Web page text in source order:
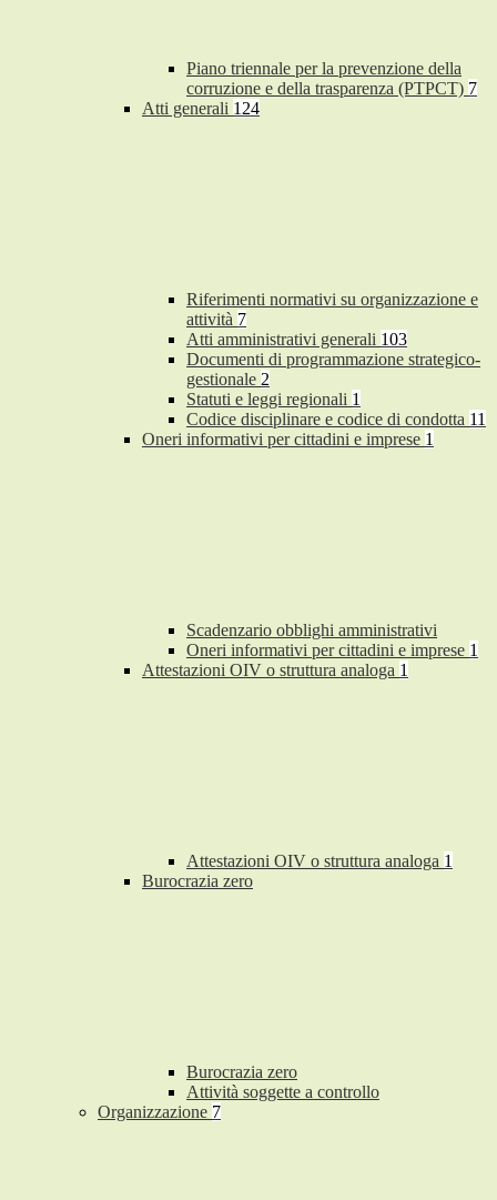
Piano triennale per la prevenzione della
corruzione e della trasparenza (PTPCT) 7
Atti generali 124
Riferimenti normativi su organizzazione e
attività 7
Atti amministrativi generali 103
Documenti di programmazione strategico-
gestionale 2
Statuti e leggi regionali 1
Codice disciplinare e codice di condotta 11
Oneri informativi per cittadini e imprese 1
Scadenzario obblighi amministrativi
Oneri informativi per cittadini e imprese 1
Attestazioni OIV o struttura analoga 1
Attestazioni OIV o struttura analoga 1
Burocrazia zero
Burocrazia zero
Attività soggette a controllo
Organizzazione 7